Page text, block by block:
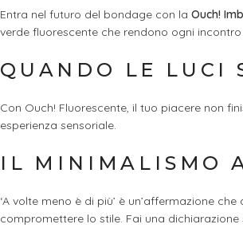
Entra nel futuro del bondage con la Ouch!
verde fluorescente che rendono ogni
QUANDO LE LUCI
Con Ouch! Fluorescente, il tuo piacere non
esperienza sensoriale.
IL MINIMALISMO
‘A volte meno è di più’ è un’affermazione
compromettere lo stile. Fai una